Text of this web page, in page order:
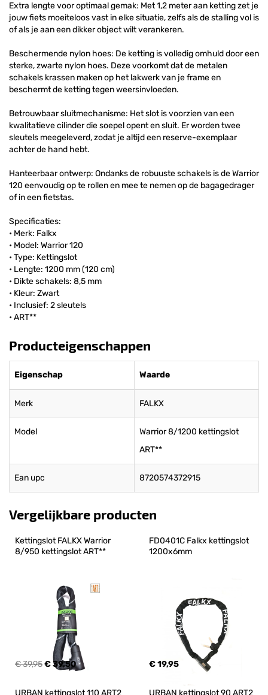
Extra lengte voor optimaal gemak: Met 1,2 meter aan ketting zet je
jouw fiets moeiteloos vast in elke situatie, zelfs als de stalling vol is
of als je aan een dikker object wilt verankeren.
Beschermende nylon hoes: De ketting is volledig omhuld door een
sterke, zwarte nylon hoes. Deze voorkomt dat de metalen
schakels krassen maken op het lakwerk van je frame en
beschermt de ketting tegen weersinvloeden.
Betrouwbaar sluitmechanisme: Het slot is voorzien van een
kwalitatieve cilinder die soepel opent en sluit. Er worden twee
sleutels meegeleverd, zodat je altijd een reserve-exemplaar
achter de hand hebt.
Hanteerbaar ontwerp: Ondanks de robuuste schakels is de Warrior
120 eenvoudig op te rollen en mee te nemen op de bagagedrager
of in een fietstas.
Specificaties:
• Merk: Falkx
• Model: Warrior 120
• Type: Kettingslot
• Lengte: 1200 mm (120 cm)
• Dikte schakels: 8,5 mm
• Kleur: Zwart
• Inclusief: 2 sleutels
• ART**
Producteigenschappen
Eigenschap Waarde
Merk FALKX
Model
Warrior 8/1200 kettingslot
ART**
Ean upc 8720574372915
Vergelijkbare producten
Kettingslot FALKX Warrior
8/950 kettingslot ART**
€ 39,95€ 39,50
FD0401C Falkx kettingslot
1200x6mm
€ 19,95